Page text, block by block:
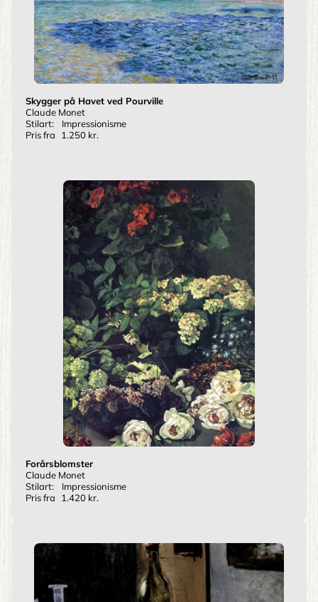
Skygger på Havet ved Pourville
Claude Monet
Stilart:
Impressionisme
Pris fra
1.250 kr.
Forårsblomster
Claude Monet
Stilart:
Impressionisme
Pris fra
1.420 kr.